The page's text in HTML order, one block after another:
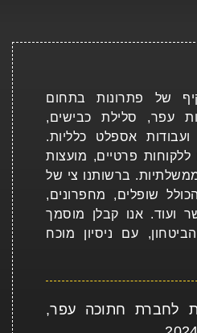
של פתרונות בתחום
עפר, סלילת כבישים,
אספלט כלליות.
ללקוחות פרטיים, מועצות
ברשותנו צי של
שופלים, מחפרונים,
ועוד. אנו קבלן מוסמך
עם ניסיון מוכח
לחברת חתוכה עפר,